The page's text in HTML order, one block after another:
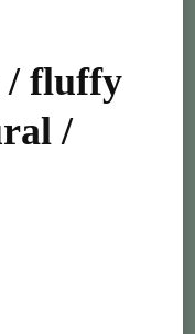
/ fluffy
/